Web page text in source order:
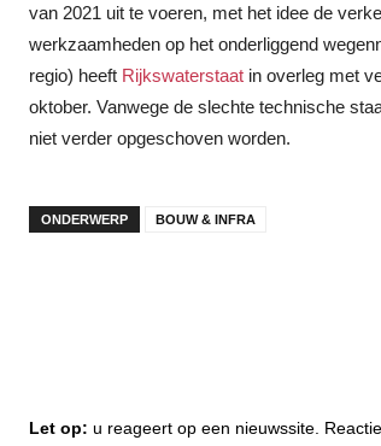
van 2021 uit te voeren, met het idee de
werkzaamheden op het onderliggend
regio) heeft Rijkswaterstaat in overleg met
oktober. Vanwege de slechte technische
niet verder opgeschoven worden.
ONDERWERP BOUW & INFRA
Let op: u reageert op een nieuwssite.